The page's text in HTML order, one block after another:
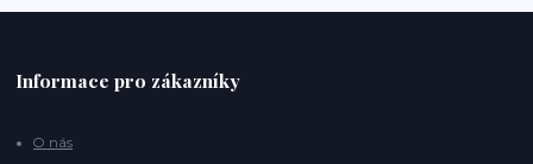
Informace pro zákazníky
O nás